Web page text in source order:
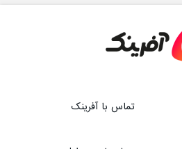
تماس با آفرینک